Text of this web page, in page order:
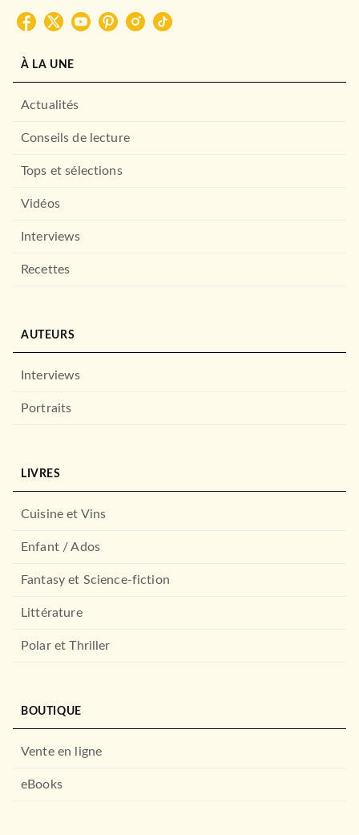
BRAGELONNE
Richard Morgan
À LA UNE
Actualités
Conseils de lecture
Tops et sélections
Vidéos
Interviews
Recettes
AUTEURS
Interviews
Portraits
LIVRES
Cuisine et Vins
Enfant / Ados
Fantasy et Science-fiction
Littérature
Polar et Thriller
BOUTIQUE
Vente en ligne
eBooks